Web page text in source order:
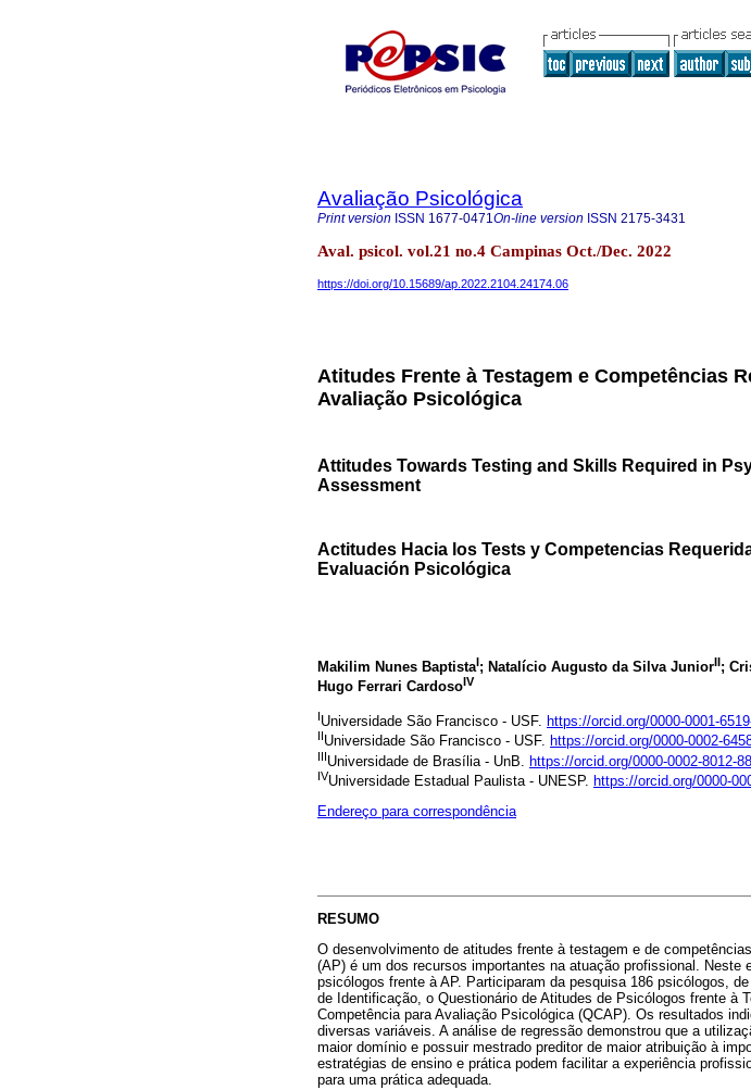
Avaliação Psicológica
Print version ISSN 1677-0471On-line version ISSN 2175-3431
Aval. psicol. vol.21 no.4 Campinas Oct./Dec. 2022
https://doi.org/10.15689/ap.2022.2104.24174.06
Atitudes Frente à Testagem e Competências
Avaliação Psicológica
Attitudes Towards Testing and Skills Required in
Assessment
Actitudes Hacia los Tests y Competencias
Evaluación Psicológica
Makilim Nunes BaptistaI; Natalício Augusto da Silva JuniorII;
Hugo Ferrari CardosoIV
IUniversidade São Francisco - USF. https://orcid.org/0000-0001-
IIUniversidade São Francisco - USF. https://orcid.org/0000-0002-
IIIUniversidade de Brasília - UnB. https://orcid.org/0000-0002-8012-
IVUniversidade Estadual Paulista - UNESP. https://orcid.org/0000-
Endereço para correspondência
RESUMO
O desenvolvimento de atitudes frente à testagem e de
(AP) é um dos recursos importantes na atuação profissional.
psicólogos frente à AP. Participaram da pesquisa 186 psicólogos,
de Identificação, o Questionário de Atitudes de Psicólogos frente à
Competência para Avaliação Psicológica (QCAP). Os resultados
diversas variáveis. A análise de regressão demonstrou que a
maior domínio e possuir mestrado preditor de maior atribuição à
estratégias de ensino e prática podem facilitar a experiência
para uma prática adequada.